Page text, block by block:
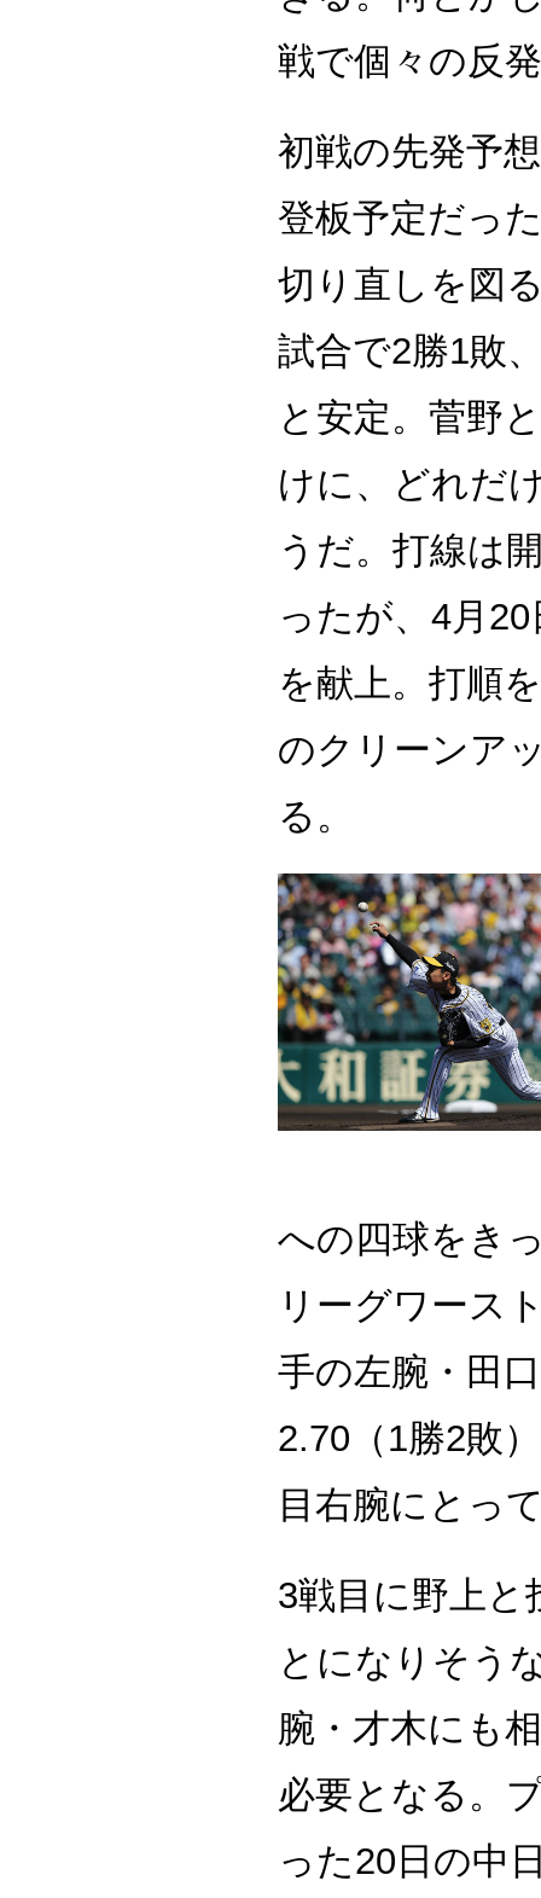
戦で個々の反
初戦の先発予
登板予定だっ
切り直しを図
試合で2勝1敗
と安定。菅野
けに、どれだ
うだ。打線は
ったが、4月
を献上。打順
のクリーンア
る。
への四球をき
リーグワース
手の左腕・田
2.70（1勝2敗
目右腕にとっ
3戦目に野上と
とになりそう
腕・才木にも
必要となる。
った20日の中